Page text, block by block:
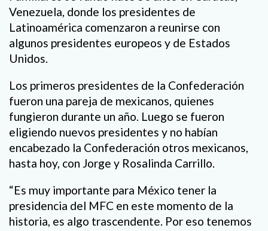
Venezuela, donde los presidentes de
Latinoamérica comenzaron a reunirse con
algunos presidentes europeos y de Estados
Unidos.
Los primeros presidentes de la Confederación
fueron una pareja de mexicanos, quienes
fungieron durante un año. Luego se fueron
eligiendo nuevos presidentes y no habían
encabezado la Confederación otros mexicanos,
hasta hoy, con Jorge y Rosalinda Carrillo.
“Es muy importante para México tener la
presidencia del MFC en este momento de la
historia, es algo trascendente. Por eso tenemos